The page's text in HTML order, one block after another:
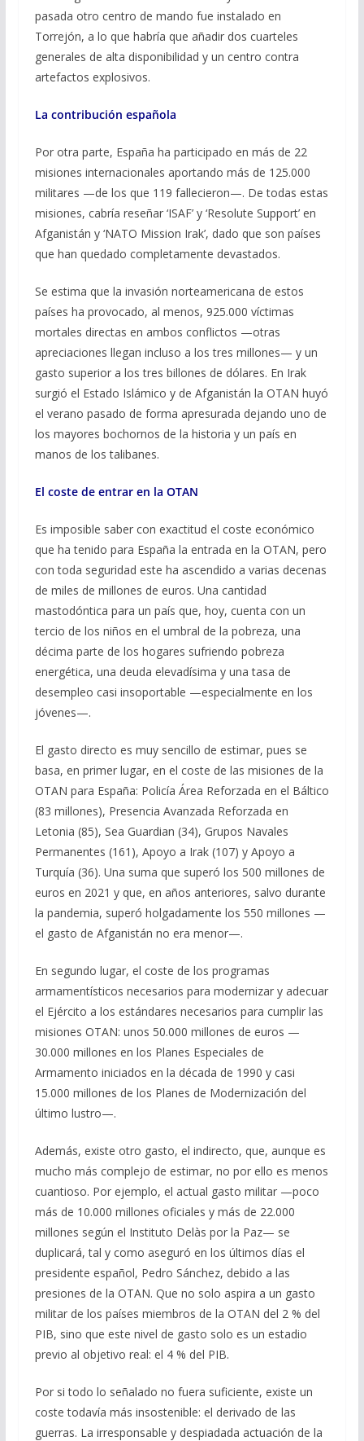
pasada otro centro de mando fue instalado en
Torrejón, a lo que habría que añadir dos cuarteles
generales de alta disponibilidad y un centro contra
artefactos explosivos.
La contribución española
Por otra parte, España ha participado en más de 22
misiones internacionales aportando más de 125.000
militares —de los que 119 fallecieron—. De todas estas
misiones, cabría reseñar ‘ISAF’ y ‘Resolute Support’ en
Afganistán y ‘NATO Mission Irak’, dado que son países
que han quedado completamente devastados.
Se estima que la invasión norteamericana de estos
países ha provocado, al menos, 925.000 víctimas
mortales directas en ambos conflictos —otras
apreciaciones llegan incluso a los tres millones— y un
gasto superior a los tres billones de dólares. En Irak
surgió el Estado Islámico y de Afganistán la OTAN huyó
el verano pasado de forma apresurada dejando uno de
los mayores bochornos de la historia y un país en
manos de los talibanes.
El coste de entrar en la OTAN
Es imposible saber con exactitud el coste económico
que ha tenido para España la entrada en la OTAN, pero
con toda seguridad este ha ascendido a varias decenas
de miles de millones de euros. Una cantidad
mastodóntica para un país que, hoy, cuenta con un
tercio de los niños en el umbral de la pobreza, una
décima parte de los hogares sufriendo pobreza
energética, una deuda elevadísima y una tasa de
desempleo casi insoportable —especialmente en los
jóvenes—.
El gasto directo es muy sencillo de estimar, pues se
basa, en primer lugar, en el coste de las misiones de la
OTAN para España: Policía Área Reforzada en el Báltico
(83 millones), Presencia Avanzada Reforzada en
Letonia (85), Sea Guardian (34), Grupos Navales
Permanentes (161), Apoyo a Irak (107) y Apoyo a
Turquía (36). Una suma que superó los 500 millones de
euros en 2021 y que, en años anteriores, salvo durante
la pandemia, superó holgadamente los 550 millones —
el gasto de Afganistán no era menor—.
En segundo lugar, el coste de los programas
armamentísticos necesarios para modernizar y adecuar
el Ejército a los estándares necesarios para cumplir las
misiones OTAN: unos 50.000 millones de euros —
30.000 millones en los Planes Especiales de
Armamento iniciados en la década de 1990 y casi
15.000 millones de los Planes de Modernización del
último lustro—.
Además, existe otro gasto, el indirecto, que, aunque es
mucho más complejo de estimar, no por ello es menos
cuantioso. Por ejemplo, el actual gasto militar —poco
más de 10.000 millones oficiales y más de 22.000
millones según el Instituto Delàs por la Paz— se
duplicará, tal y como aseguró en los últimos días el
presidente español, Pedro Sánchez, debido a las
presiones de la OTAN. Que no solo aspira a un gasto
militar de los países miembros de la OTAN del 2 % del
PIB, sino que este nivel de gasto solo es un estadio
previo al objetivo real: el 4 % del PIB.
Por si todo lo señalado no fuera suficiente, existe un
coste todavía más insostenible: el derivado de las
guerras. La irresponsable y despiadada actuación de la